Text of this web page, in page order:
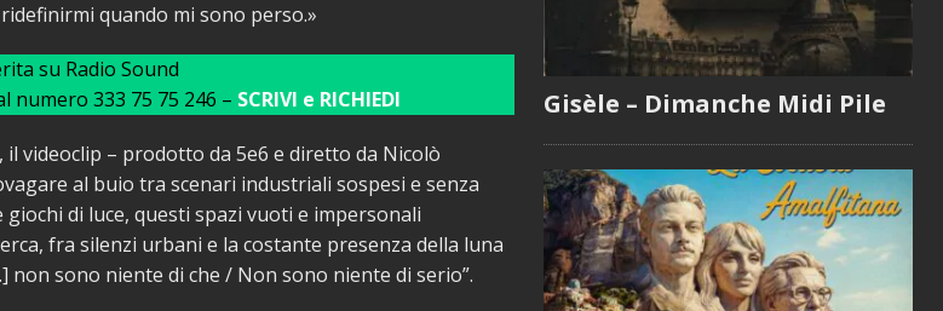
quando mi sono perso.»
su Radio Sound
numero 333 75 75 246 – SCRIVI e RICHIEDI
videoclip – prodotto da 5e6 e diretto da Nicolò
al buio tra scenari industriali sospesi e senza
di luce, questi spazi vuoti e impersonali
fra silenzi urbani e la costante presenza della luna
non sono niente di che / Non sono niente di serio”.
Gisèle – Dimanche Midi Pile